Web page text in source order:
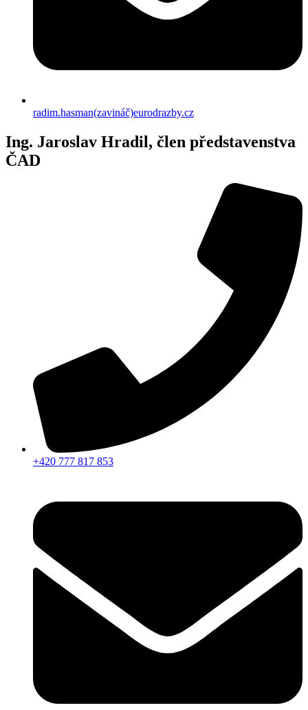
radim.hasman(zavináč)eurodrazby.cz
Ing. Jaroslav Hradil, člen představenstva
ČAD
+420 777 817 853